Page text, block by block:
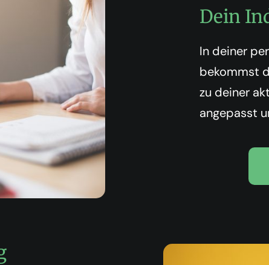
Dein
In deiner
bekommst
zu deiner
angepasst